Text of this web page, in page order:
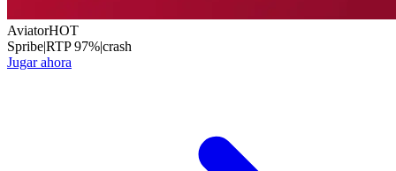
AviatorHOT
Spribe|RTP97%|crash
Jugar ahora